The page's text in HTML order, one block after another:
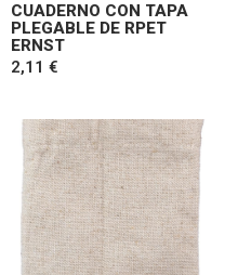
CUADERNO CON TAPA
PLEGABLE DE RPET
ERNST
2,11 €